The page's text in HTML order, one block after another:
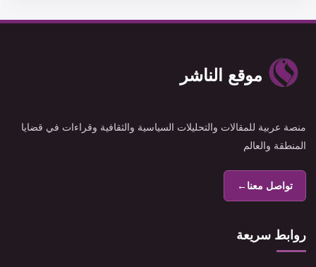
موقع الناشر
منصة عربية للمقالات والتحليلات السياسية والثقافية وقراءات في قضايا
المنطقة والعالم
تواصل معنا←
روابط سريعة